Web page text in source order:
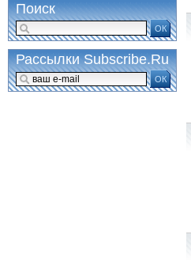
Поиск
ОК
Рассылки Subscribe.Ru
ОК